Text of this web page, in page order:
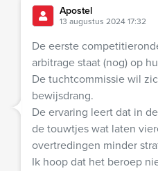
Apostel
13 augustus 2024 17:32
De eerste
arbitrage staat (nog) op
De tuchtcommissie wil
bewijsdrang.
De ervaring leert dat in
de touwtjes wat laten
overtredingen minder
Ik hoop dat het beroep